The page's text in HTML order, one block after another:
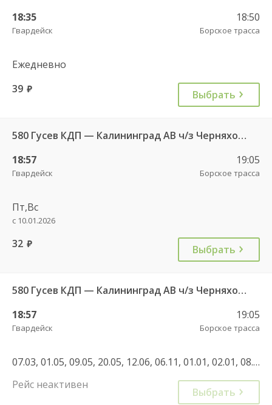
18:35
Гвардейск
18:50
Борское трасса
Ежедневно
39 руб. Выбрать
580 Гусев КДП — Калининград АВ ч/з Черняховск АС
18:57
Гвардейск
19:05
Борское трасса
Пт,Вс
с 10.01.2026
32 руб. Выбрать
580 Гусев КДП — Калининград АВ ч/з Черняховск АС
18:57
Гвардейск
19:05
Борское трасса
07.03, 01.05, 09.05, 20.05, 12.06, 06.11, 01.01, 02.01, 08.01, 22.02, 07.03, 27.04, 01.05, 08.05, 02.11, 04.11, 28.12, 01.01, 02.01, 30.04, 07.05, 11.06, 01.11, 04.11, 01.01
Рейс неактивен
Выбрать